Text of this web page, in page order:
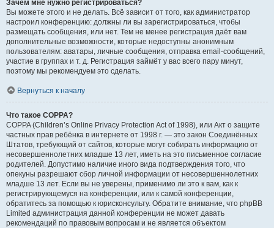
Зачем мне нужно регистрироваться?
Вы можете этого и не делать. Всё зависит от того, как администратор
настроил конференцию: должны ли вы зарегистрироваться, чтобы
размещать сообщения, или нет. Тем не менее регистрация даёт вам
дополнительные возможности, которые недоступны анонимным
пользователям: аватары, личные сообщения, отправка email-сообщений,
участие в группах и т. д. Регистрация займёт у вас всего пару минут,
поэтому мы рекомендуем это сделать.
Вернуться к началу
Что такое COPPA?
COPPA (Children’s Online Privacy Protection Act of 1998), или Акт о защите
частных прав ребёнка в интернете от 1998 г. — это закон Соединённых
Штатов, требующий от сайтов, которые могут собирать информацию от
несовершеннолетних младше 13 лет, иметь на это письменное согласие
родителей. Допустимо наличие иного вида подтверждения того, что
опекуны разрешают сбор личной информации от несовершеннолетних
младше 13 лет. Если вы не уверены, применимо ли это к вам, как к
регистрирующемуся на конференции, или к самой конференции,
обратитесь за помощью к юрисконсульту. Обратите внимание, что phpBB
Limited администрация данной конференции не может давать
рекомендаций по правовым вопросам и не является объектом